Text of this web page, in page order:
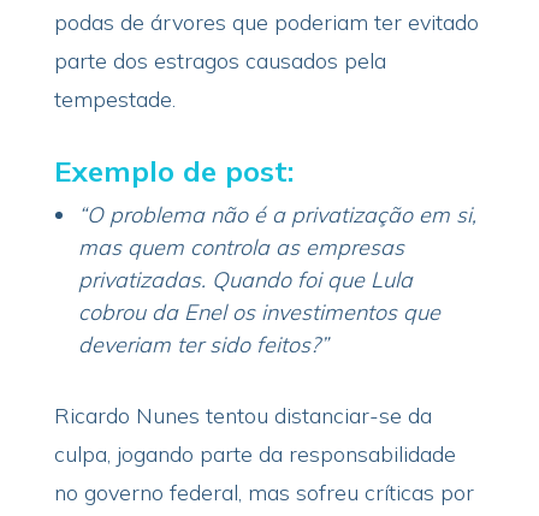
podas de árvores que poderiam ter evitado
parte dos estragos causados pela
tempestade.
Exemplo de post:
“O problema não é a privatização em si,
mas quem controla as empresas
privatizadas. Quando foi que Lula
cobrou da Enel os investimentos que
deveriam ter sido feitos?”
Ricardo Nunes tentou distanciar-se da
culpa, jogando parte da responsabilidade
no governo federal, mas sofreu críticas por